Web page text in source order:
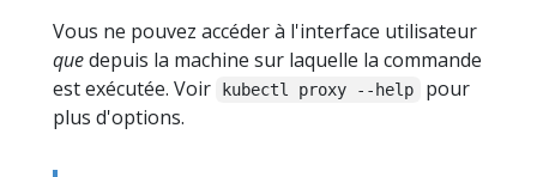
Vous ne pouvez accéder à l'interface utilisateur
quedepuis la machine sur laquelle la commande
est exécutée. Voir
kubectl proxy --help
pour
plus d'options.